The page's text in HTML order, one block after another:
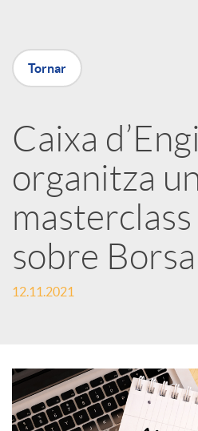
X
r
x
e
s
S
o
Tornar
Caixa
organitza
sobre Borsa
12.11.2021